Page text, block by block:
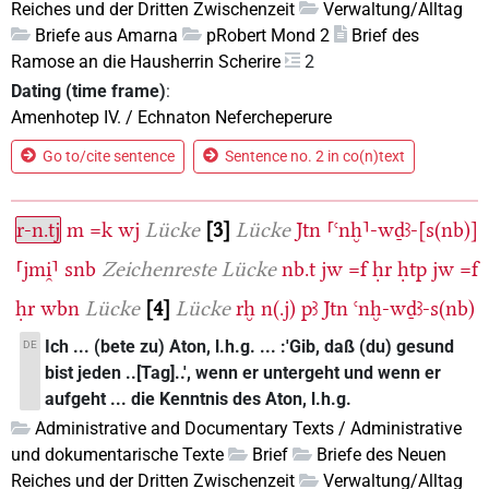
Reiches und der Dritten Zwischenzeit
Verwaltung/Alltag
Briefe aus Amarna
pRobert Mond 2
Brief des
Ramose an die Hausherrin Scherire
2
Dating (time frame):
Amenhotep IV. / Echnaton Nefercheperure
Go to/cite sentence Sentence no. 2 in co(n)text
r-n.tj m =k wj Lücke 3 Lücke Jtn ⸢ꜥnḫ⸣-wḏꜣ-[s(nb)]
⸢jmi̯⸣ snb Zeichenreste Lücke nb.t jw =f ḥr ḥtp jw =f
ḥr wbn Lücke 4 Lücke rḫ n(.j) pꜣ Jtn ꜥnḫ-wḏꜣ-s(nb)
DE
Ich ... (bete zu) Aton, l.h.g. ... :'Gib, daß (du) gesund
bist jeden ..[Tag]..', wenn er untergeht und wenn er
aufgeht ... die Kenntnis des Aton, l.h.g.
Administrative and Documentary Texts / Administrative
und dokumentarische Texte
Brief
Briefe des Neuen
Reiches und der Dritten Zwischenzeit
Verwaltung/Alltag